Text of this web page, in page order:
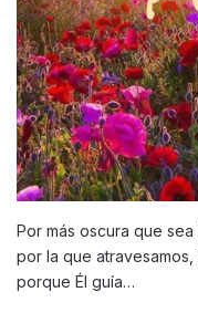
Por más oscura que
por la que
porque Él guía…